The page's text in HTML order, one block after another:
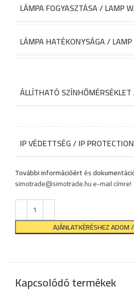
LÁMPA FOGYASZTÁSA / LAMP
LÁMPA HATÉKONYSÁGA /
ÁLLÍTHATÓ
IP VÉDETTSÉG / IP PROTECTION
További információértés
simotrade@simotrade.hue-mail címre!
AJÁNLATKÉRÉSHEZ ADOM
Kapcsolódó termékek